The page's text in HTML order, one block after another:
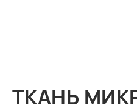
ТКАНЬ